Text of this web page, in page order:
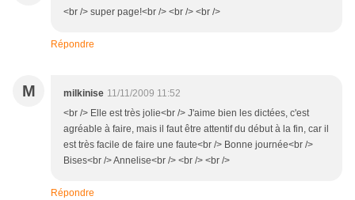
<br /> super page!<br /> <br /> <br />
Répondre
M milkinise 11/11/2009 11:52
<br /> Elle est très jolie<br /> J'aime bien les dictées, c'est
agréable à faire, mais il faut être attentif du début à la fin, car il
est très facile de faire une faute<br /> Bonne journée<br />
Bises<br /> Annelise<br /> <br /> <br />
Répondre